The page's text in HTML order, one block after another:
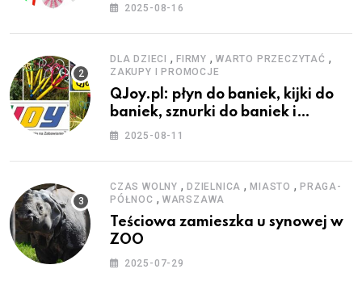
2025-08-16
DLA DZIECI , FIRMY , WARTO PRZECZYTAĆ ,
ZAKUPY I PROMOCJE
QJoy.pl: płyn do baniek, kijki do
baniek, sznurki do baniek i
zestawy do baniek
2025-08-11
CZAS WOLNY , DZIELNICA ,MIASTO ,PRAGA-
PÓŁNOC , WARSZAWA
Teściowa zamieszka u synowej w
ZOO
2025-07-29